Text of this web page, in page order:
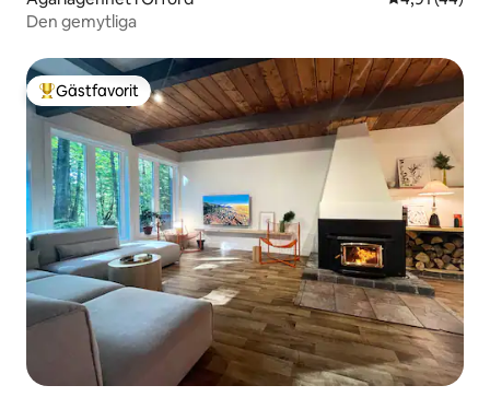
Den gemytliga
Populär gästfavorit
Gästfavorit